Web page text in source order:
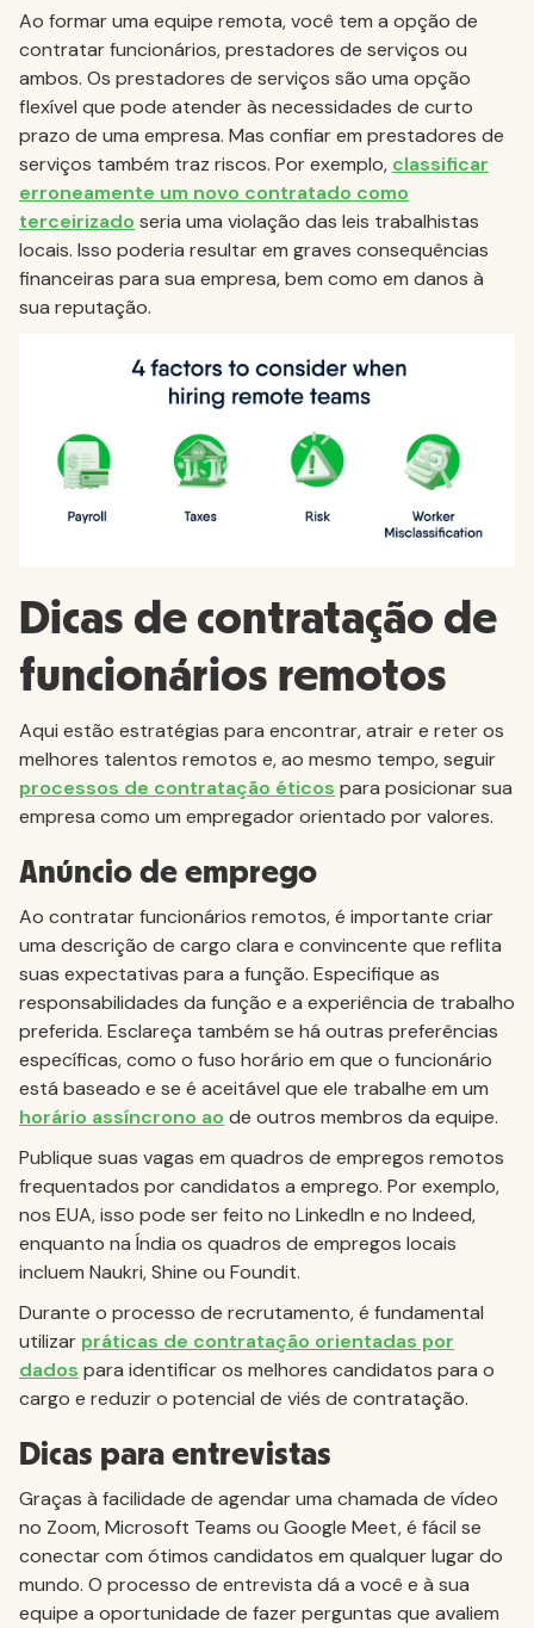
Ao formar uma equipe remota, você tem a opção de
contratar funcionários, prestadores de serviços ou
ambos. Os prestadores de serviços são uma opção
flexível que pode atender às necessidades de curto
prazo de uma empresa. Mas confiar em prestadores de
serviços também traz riscos. Por exemplo, classificar
erroneamente um novo contratado como
terceirizado seria uma violação das leis trabalhistas
locais. Isso poderia resultar em graves consequências
financeiras para sua empresa, bem como em danos à
sua reputação.
Dicas de contratação de
funcionários remotos
Aqui estão estratégias para encontrar, atrair e reter os
melhores talentos remotos e, ao mesmo tempo, seguir
processos de contratação éticos para posicionar sua
empresa como um empregador orientado por valores.
Anúncio de emprego
Ao contratar funcionários remotos, é importante criar
uma descrição de cargo clara e convincente que reflita
suas expectativas para a função. Especifique as
responsabilidades da função e a experiência de trabalho
preferida. Esclareça também se há outras preferências
específicas, como o fuso horário em que o funcionário
está baseado e se é aceitável que ele trabalhe em um
horário assíncrono ao de outros membros da equipe.
Publique suas vagas em quadros de empregos remotos
frequentados por candidatos a emprego. Por exemplo,
nos EUA, isso pode ser feito no LinkedIn e no Indeed,
enquanto na Índia os quadros de empregos locais
incluem Naukri, Shine ou Foundit.
Durante o processo de recrutamento, é fundamental
utilizar práticas de contratação orientadas por
dados para identificar os melhores candidatos para o
cargo e reduzir o potencial de viés de contratação.
Dicas para entrevistas
Graças à facilidade de agendar uma chamada de vídeo
no Zoom, Microsoft Teams ou Google Meet, é fácil se
conectar com ótimos candidatos em qualquer lugar do
mundo. O processo de entrevista dá a você e à sua
equipe a oportunidade de fazer perguntas que avaliem